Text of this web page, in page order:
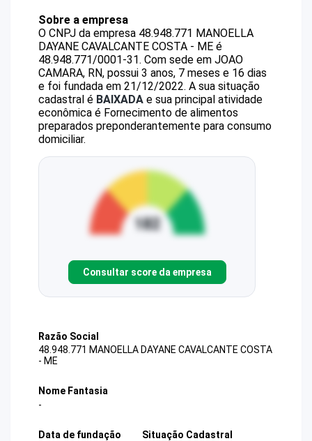
Sobre a empresa
O CNPJ da empresa 48.948.771 MANOELLA
DAYANE CAVALCANTE COSTA - ME é
48.948.771/0001-31. Com sede em JOAO
CAMARA, RN, possui 3 anos, 7 meses e 16 dias
e foi fundada em 21/12/2022. A sua situação
cadastral é BAIXADA e sua principal atividade
econômica é Fornecimento de alimentos
preparados preponderantemente para consumo
domiciliar.
Consultar score da empresa
Razão Social
48.948.771 MANOELLA DAYANE CAVALCANTE COSTA
- ME
Nome Fantasia
-
Data de fundação
Situação Cadastral